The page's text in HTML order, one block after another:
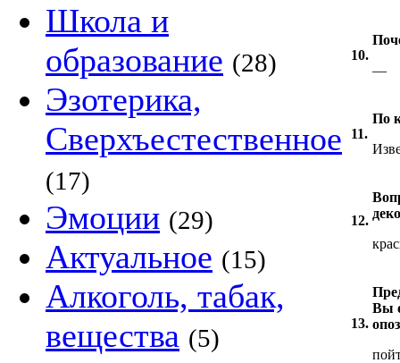
Школа и
образование (28)
Эзотерика,
Сверхъестественное
(17)
Эмоции (29)
Актуальное (15)
Алкоголь, табак,
вещества (5)
10.
—
11.
По
12.
13.
Вы